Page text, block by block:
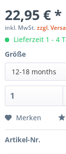
22,95 € *
inkl. MwSt.zzgl.
Lieferzeit 1 - 4
Größe
12-18 months
Merken
Artikel-Nr.